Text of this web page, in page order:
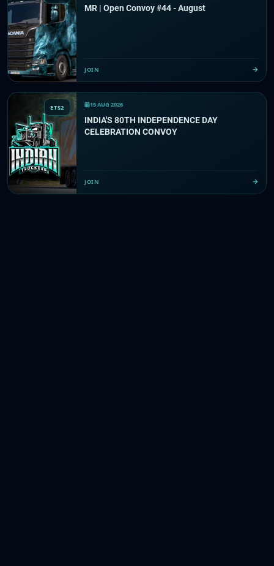
MR | Open Convoy #44 - August
JOIN
ETS2 15 AUG 2026
INDIA'S 80TH INDEPENDENCE DAY
CELEBRATION CONVOY
JOIN